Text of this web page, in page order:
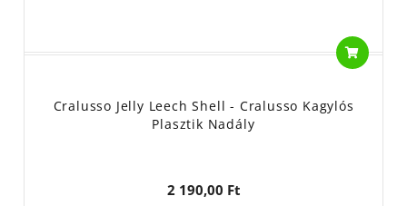
Cralusso Jelly Leech Shell - Cralusso Kagylós
Plasztik Nadály
2 190,00 Ft